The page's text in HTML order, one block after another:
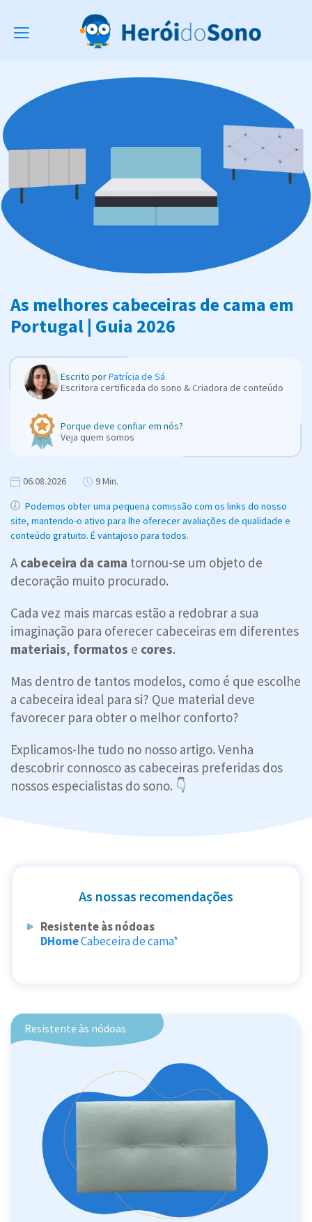
Toggle
As melhores cabeceiras de cama em
Portugal | Guia 2026
Escrito porPatrícia de Sá
Escritora certificada do sono & Criadora de conteúdo
Porque deve confiar em nós?
Veja quem somos
06.08.2026
9 Min.
Podemos obter uma pequena comissão com os links do nosso
site, mantendo-o ativo para lhe oferecer avaliações de qualidade e
conteúdo gratuito. É vantajoso para todos.
A cabeceira da cama tornou-se um objeto de
decoração muito procurado.
Cada vez mais marcas estão a redobrar a sua
imaginação para oferecer cabeceiras em diferentes
materiais, formatos e cores.
Mas dentro de tantos modelos, como é que escolhe
a cabeceira ideal para si? Que material deve
favorecer para obter o melhor conforto?
Explicamos-lhe tudo no nosso artigo. Venha
descobrir connosco as cabeceiras preferidas dos
nossos especialistas do sono. 👇
As nossas recomendações
Resistente às nódoas
DHomeCabeceira de cama*
Resistente às nódoas